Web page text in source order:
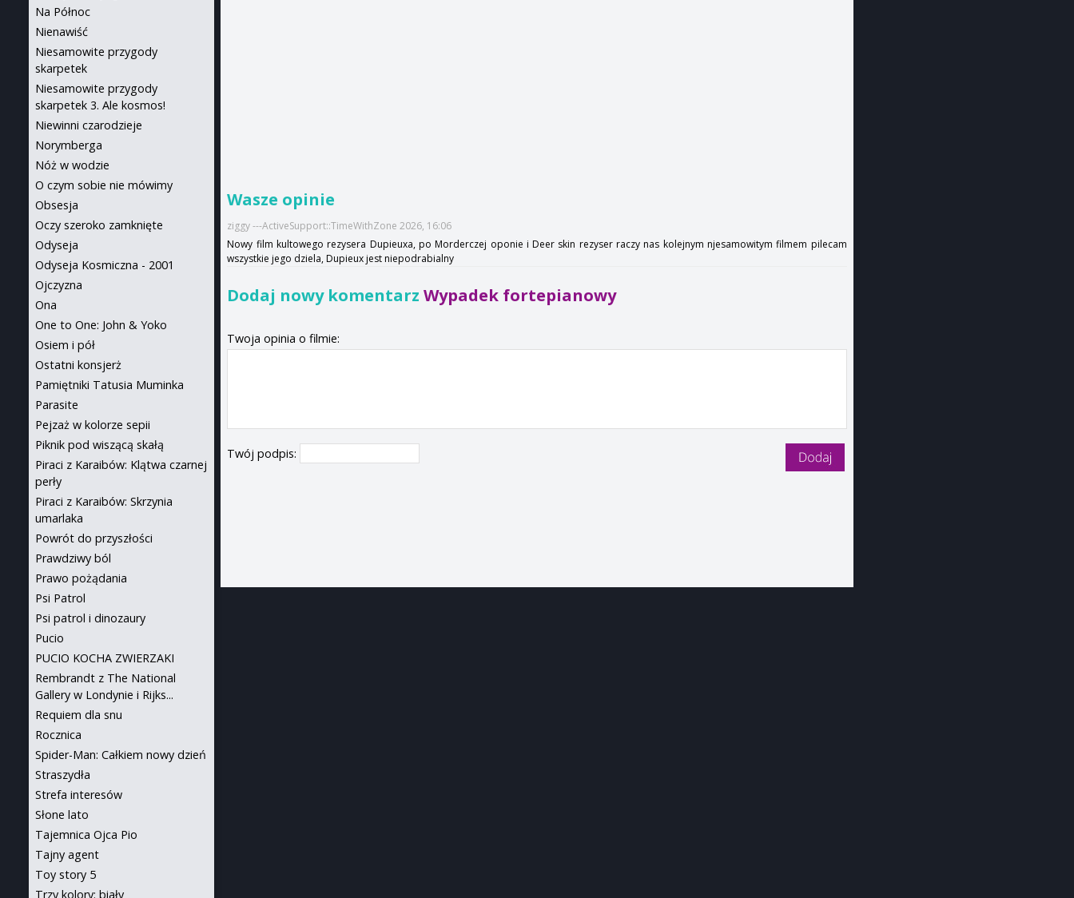
Wasze opinie
ziggy ---ActiveSupport::TimeWithZone 2026, 16:06
Nowy film kultowego rezysera Dupieuxa, po Morderczej oponie i Deer skin rezyser raczy nas kolejnym njesamowitym filmem pilecam
wszystkie jego dziela, Dupieux jest niepodrabialny
Dodaj nowy komentarzWypadek fortepianowy
Twoja opinia o filmie:
Twój podpis:
Na Północ
Nienawiść
Niesamowite przygody
skarpetek
Niesamowite przygody
skarpetek 3. Ale kosmos!
Niewinni czarodzieje
Norymberga
Nóż w wodzie
O czym sobie nie mówimy
Obsesja
Oczy szeroko zamknięte
Odyseja
Odyseja Kosmiczna - 2001
Ojczyzna
Ona
One to One: John & Yoko
Osiem i pół
Ostatni konsjerż
Pamiętniki Tatusia Muminka
Parasite
Pejzaż w kolorze sepii
Piknik pod wiszącą skałą
Piraci z Karaibów: Klątwa czarnej
perły
Piraci z Karaibów: Skrzynia
umarlaka
Powrót do przyszłości
Prawdziwy ból
Prawo pożądania
Psi Patrol
Psi patrol i dinozaury
Pucio
PUCIO KOCHA ZWIERZAKI
Rembrandt z The National
Gallery w Londynie i Rijks...
Requiem dla snu
Rocznica
Spider-Man: Całkiem nowy dzień
Straszydła
Strefa interesów
Słone lato
Tajemnica Ojca Pio
Tajny agent
Toy story 5
Trzy kolory: biały